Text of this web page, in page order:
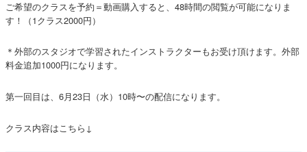
ご希望のクラスを予約＝動画購入すると、48時間の閲覧が可能になりま
す！（1クラス2000円）
＊外部のスタジオで学習されたインストラクターもお受け頂けます。外部
料金追加1000円になります。
第一回目は、6月23日（水）10時〜の配信になります。
クラス内容はこちら↓